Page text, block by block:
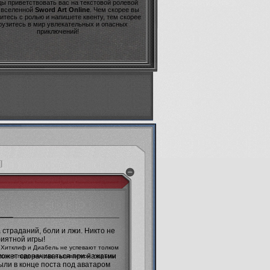
приветствовать вас на текстовой ролевой
вселенной Sword Art Online . Чем скорее вы
с ролью и напишете квенту, тем скорее
в мир увлекательных и опасных
приключений!
боли и лжи. Никто не
игры!
сворачиваться при нажатии
в конце поста под аватаром
и Диабель не успевают толком
о падении так называемой тюрьмы